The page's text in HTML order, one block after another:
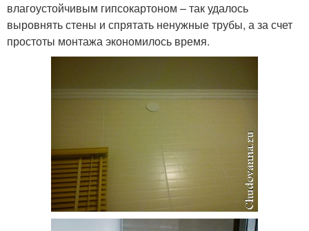
влагоустойчивым гипсокартоном – так удалось
выровнять стены и спрятать ненужные трубы, а за счет
простоты монтажа экономилось время.